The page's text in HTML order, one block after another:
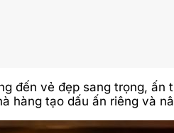
đến vẻ đẹp sang trọng,
hàng tạo dấu ấn riêng và